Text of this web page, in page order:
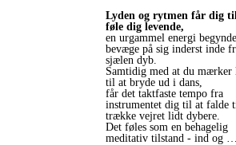
Lyden og rytmen får dig
føle dig levende,
en urgammel energi
bevæge på sig inderst inde
sjælen dyb.
Samtidig med at du mærker
til at bryde ud i dans,
får det taktfaste tempo fra
instrumentet dig til at falde
trække vejret lidt dybere.
Det føles som en behagelig
meditativ tilstand - ind og …